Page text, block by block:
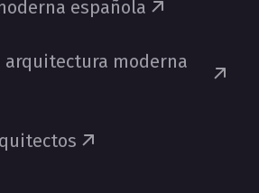
española
arquitectura moderna